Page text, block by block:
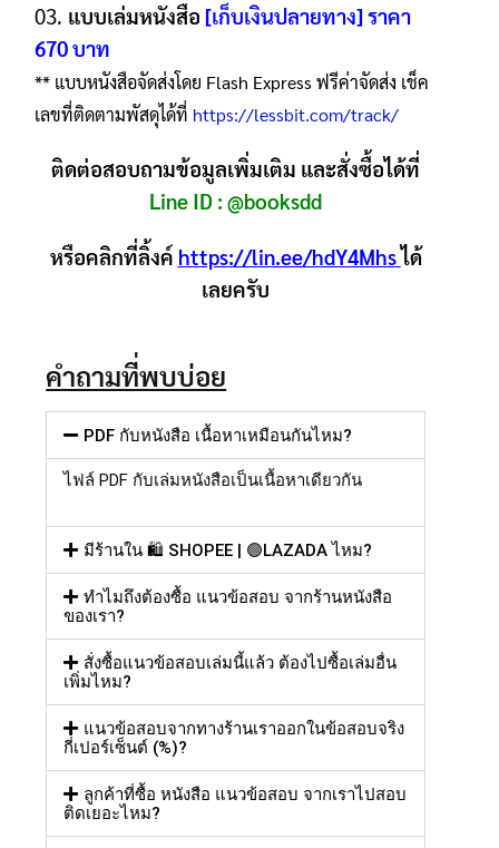
03. แบบเล่มหนังสือ [เก็บเงินปลายทาง] ราคา
670 บาท
** แบบหนังสือจัดส่งโดย Flash Express ฟรีค่าจัดส่ง เช็ค
เลขที่ติดตามพัสดุได้ที่ https://lessbit.com/track/
ติดต่อสอบถามข้อมูลเพิ่มเติม และสั่งซื้อได้ที่
Line ID :@booksdd
หรือคลิกที่ลิ้งค์ https://lin.ee/hdY4Mhsได้
เลยครับ
คำถามที่พบบ่อย
PDF กับหนังสือ เนื้อหาเหมือนกันไหม?
ไฟล์ PDF กับเล่มหนังสือเป็นเนื้อหาเดียวกัน
มีร้านใน 🛍️ SHOPEE | 🟣LAZADA ไหม?
ทำไมถึงต้องซื้อ แนวข้อสอบ จากร้านหนังสือ
ของเรา?
สั่งซื้อแนวข้อสอบเล่มนี้แล้ว ต้องไปซื้อเล่มอื่น
เพิ่มไหม?
แนวข้อสอบจากทางร้านเราออกในข้อสอบจริง
กี่เปอร์เซ็นต์ (%)?
ลูกค้าที่ซื้อ หนังสือ แนวข้อสอบ จากเราไปสอบ
ติดเยอะไหม?